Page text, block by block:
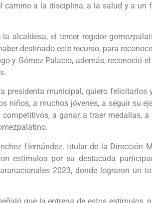
camino a la disciplina, a la salud y a
la alcaldesa, el tercer regidor
destinado este recurso, para
y Gómez Palacio, además, reconoció
presidenta municipal, quiero
niños, a muchos jóvenes, a seguir su
a ganar, a traer medallas,
Hernández, titular de la Dirección
estímulos por su destacada
2023, donde lograron un